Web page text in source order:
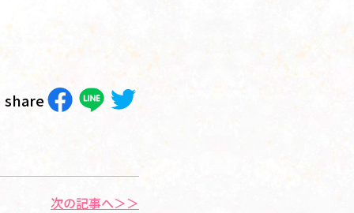
share
次の記事へ＞＞